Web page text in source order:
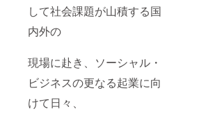
して社会課題が山積する国
内外の
現場に赴き、ソーシャル・
ビジネスの更なる起業に向
けて日々、